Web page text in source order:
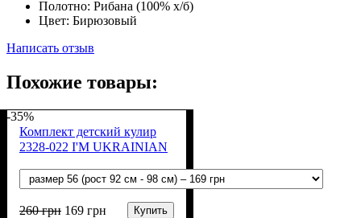
Полотно: Рибана (100% х/б)
Цвет: Бирюзовый
Написать отзыв
Похожие товары:
-35%
Комплект детский кулир
2328-022 I'M UKRAINIAN
260грн 169 грн Купить